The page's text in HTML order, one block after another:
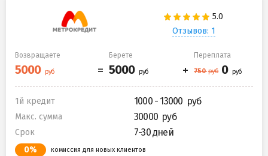
Отзывов: 1
Возвращаете Берете Переплата
1й кредит 1000 - 13000
Макс. сумма 30000
Срок 7-30 дней
0% комиссия для новых клиентов